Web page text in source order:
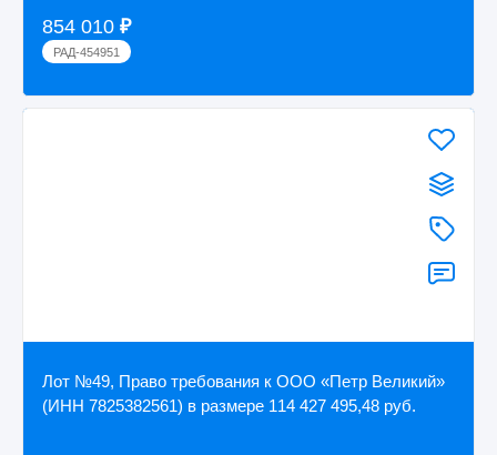
854 010 ₽
РАД-454951
Лот №49, Право требования к ООО «Петр Великий»
(ИНН 7825382561) в размере 114 427 495,48 руб.